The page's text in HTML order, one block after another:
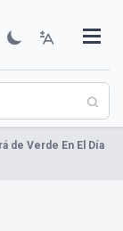
de Verde En El Día